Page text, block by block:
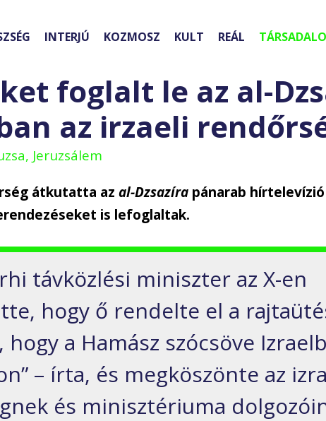
INTERJÚ KOZMOSZ KULT REÁL
foglalt le az al-
az irzaeli
Jeruzsálem
átkutatta azal-Dzsazíra pánarab
is lefoglaltak.
távközlési miniszter az X-en
hogy ő rendelte el a
hogy a Hamász szócsöve
– írta, és megköszönte az
és minisztériuma